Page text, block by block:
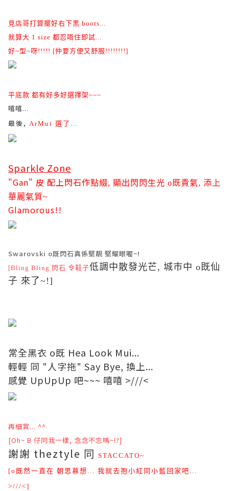
見店哥打算擺好右下黑 boots...
就算大 1 size 都忍唔住即試...
好~型~呀!!!!! [仲要方便又舒服!!!!!!!!]
平底款 都有好多好選擇架~~~
嘻嘻...
最後, ArMui 選了...
Sparkle Zone
"Gan" 皮 配上閃石作點綴, 顯出閃閃生光 o既貴氣, 添上
華麗氣質~
Glamorous!!
Swarovski o既閃石真係堅靚 堅耀眼喔~!
[Bling Bling 閃石 令鞋子低調中散發光芒, 城巿中 o既仙
子 來了~!]
常全黑衣 o既 Hea Look Mui...
輕輕 同 "人字拖" Say Bye, 換上...
感覺 UpUpUp 吧~~~ 嘻嘻 >///<
再細賞... ^^
[Oh~ B 仔同我一樣, 念念不忘嗎~!?]
謝謝 theztyle 同 STACCATO~
[o既然一直在 朝思慕想... 我就去抱小紅同小藍回家吧...
>///<]